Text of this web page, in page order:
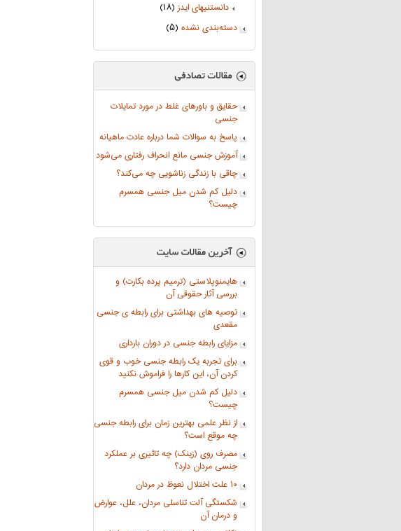
دانستنیهای ایدز(۱۸)
دسته‌بندی نشده (۵)
حقایق و باورهای غلط در مورد تمایلات
جنسی
پاسخ به سوالات شما درباره عادت ماهیانه
آموزش جنسی مانع انحراف رفتاری می‌شود
چاقی با زندگی زناشویی چه می‌کند؟
دلیل کم شدن میل جنسی همسرم
چیست؟
هایمنوپلاستی (ترمیم پرده بکارت) و
بررسی آثار حقوقی آن
توصیه های بهداشتی برای رابطه ی جنسی
مقعدی
مزایای رابطه جنسی در دوران بارداری
برای تجربه یک رابطه جنسی خوب و قوی
کردن آن، این کارها را فراموش نکنید
دلیل کم شدن میل جنسی همسرم
چیست؟
از نظر علمی بهترین زمان برای رابطه جنسی
چه موقع است؟
مصرف روی (زینک) چه تاثیری بر عملکرد
جنسی مردان دارد؟
۱۰ علت اختلال نعوظ در مردان
شکستگی آلت تناسلی مردان، علل، عوارض
و درمان آن